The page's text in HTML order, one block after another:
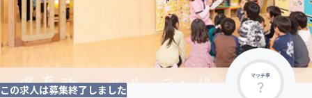
マッチ率
この求人は募集終了しました